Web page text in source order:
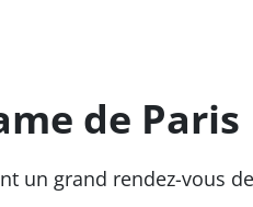
de Paris
un grand rendez-vous